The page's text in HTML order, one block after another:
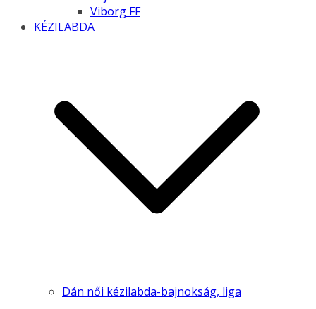
Viborg FF
KÉZILABDA
Dán női kézilabda-bajnokság, liga